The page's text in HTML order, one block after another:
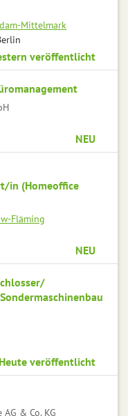
Mittelmark
veröffentlicht
NEU
in (Homeoffice
Fläming
NEU
Heute veröffentlicht
& Co. KG